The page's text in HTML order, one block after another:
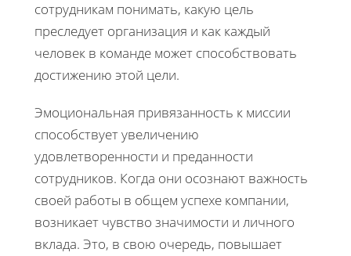
сотрудникам понимать, какую цель
преследует организация и как каждый
человек в команде может способствовать
достижению этой цели.
Эмоциональная привязанность к миссии
способствует увеличению
удовлетворенности и преданности
сотрудников. Когда они осознают важность
своей работы в общем успехе компании,
возникает чувство значимости и личного
вклада. Это, в свою очередь, повышает